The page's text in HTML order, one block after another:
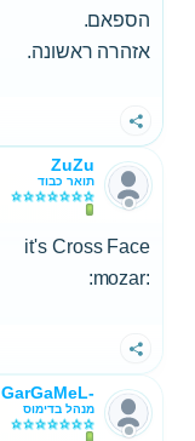
הספאם.
אזהרה ראשונה.
שתף
ZuZu
תואר כבוד
it's Cross Face
:mozar:
שתף
GarGaMeL-
מנהל בדימוס